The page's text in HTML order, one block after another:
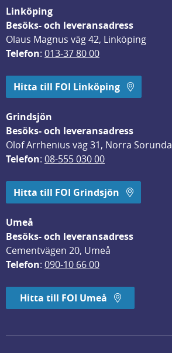
Linköping
Besöks- och leveransadress
Olaus Magnus väg 42, Linköping
Telefon: 013-37 80 00
Hitta till FOI Linköping
Grindsjön
Besöks- och leveransadress
Olof Arrhenius väg 31, Norra Sorunda
Telefon: 08-555 030 00
Hitta till FOI Grindsjön
Umeå
Besöks- och leveransadress
Cementvägen 20, Umeå
Telefon: 090-10 66 00
Hitta till FOI Umeå